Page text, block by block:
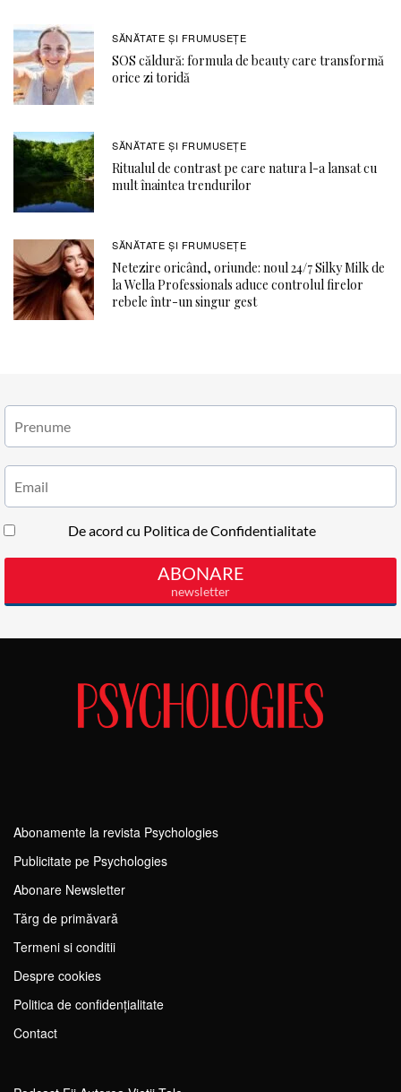
SĂNĂTATE ŞI FRUMUSEȚE
SOS căldură: formula de beauty care transformă
orice zi toridă
SĂNĂTATE ŞI FRUMUSEȚE
Ritualul de contrast pe care natura l-a lansat cu
mult înaintea trendurilor
SĂNĂTATE ŞI FRUMUSEȚE
Netezire oricând, oriunde: noul 24/7 Silky Milk de
la Wella Professionals aduce controlul firelor
rebele într-un singur gest
Abonamente la revista Psychologies
Publicitate pe Psychologies
Abonare Newsletter
Tărg de primăvară
Termeni si conditii
Despre cookies
Politica de confidențialitate
Contact